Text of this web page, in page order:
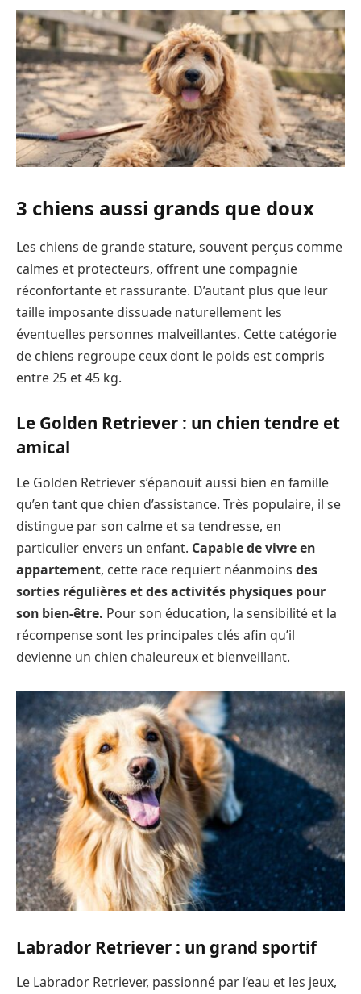
3 chiens aussi grands que doux
Les chiens de grande stature, souvent perçus comme
calmes et protecteurs, offrent une compagnie
réconfortante et rassurante. D’autant plus que leur
taille imposante dissuade naturellement les
éventuelles personnes malveillantes. Cette catégorie
de chiens regroupe ceux dont le poids est compris
entre 25 et 45 kg.
Le Golden Retriever : un chien tendre et
amical
Le Golden Retriever s’épanouit aussi bien en famille
qu’en tant que chien d’assistance. Très populaire, il se
distingue par son calme et sa tendresse, en
particulier envers un enfant. Capable de vivre en
appartement, cette race requiert néanmoins des
sorties régulières et des activités physiques pour
son bien-être. Pour son éducation, la sensibilité et la
récompense sont les principales clés afin qu’il
devienne un chien chaleureux et bienveillant.
Labrador Retriever : un grand sportif
Le Labrador Retriever, passionné par l’eau et les jeux,